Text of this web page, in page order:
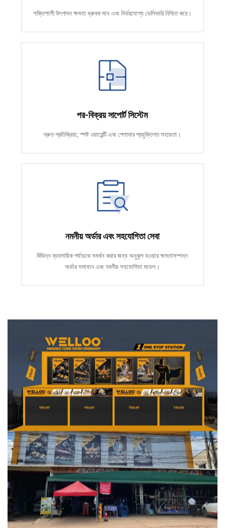
শক্তিশালী উৎপাদন ক্ষমতা ধ্রুবক মান এবং নির্ভরযোগ্য ডেলিভারি নিশ্চিত করে।
পর-বিক্রয় সাপোর্ট সিস্টেম
দ্রুত প্রতিক্রিয়া, স্পষ্ট ওয়ারেন্টি এবং পেশাদার প্রযুক্তিগত সহায়তা।
নমনীয় অর্ডার এবং সহযোগিতা সেবা
বিভিন্ন ব্যবসায়িক পর্যায়কে সমর্থন করার জন্য অনুকূল হওয়ার ক্ষমতাসম্পন্ন
অর্ডার সমাধান এবং নমনীয় সহযোগিতা মডেল।